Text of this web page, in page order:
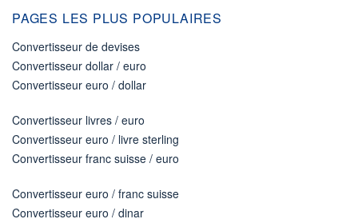
PAGES LES PLUS POPULAIRES
Convertisseur de devises
Convertisseur dollar / euro
Convertisseur euro / dollar
Convertisseur livres / euro
Convertisseur euro / livre sterling
Convertisseur franc suisse / euro
Convertisseur euro / franc suisse
Convertisseur euro / dinar